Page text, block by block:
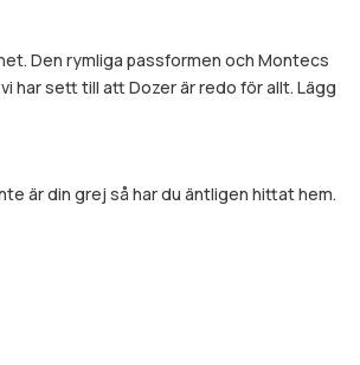
Den rymliga passformen och Montecs
har sett till att Dozer är redo för allt. Lägg
är din grej så har du äntligen hittat hem.